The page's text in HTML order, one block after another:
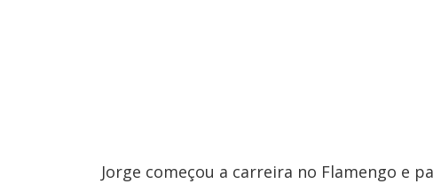
Jorge começou a carreira no Flamengo e